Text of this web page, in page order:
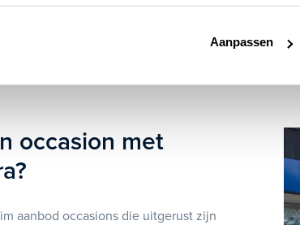
Aanpassen
occasion met
aanbod occasions die uitgerust zijn